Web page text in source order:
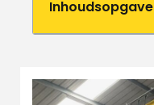
Inhoudsopgave